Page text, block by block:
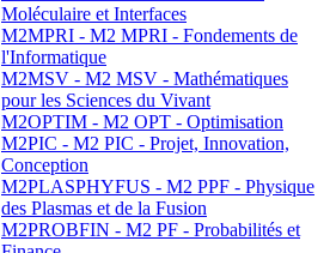
Moléculaire et Interfaces
M2MPRI - M2 MPRI - Fondements de
l'Informatique
M2MSV - M2 MSV - Mathématiques
pour les Sciences du Vivant
M2OPTIM - M2 OPT - Optimisation
M2PIC - M2 PIC - Projet, Innovation,
Conception
M2PLASPHYFUS - M2 PPF - Physique
des Plasmas et de la Fusion
M2PROBFIN - M2 PF - Probabilités et